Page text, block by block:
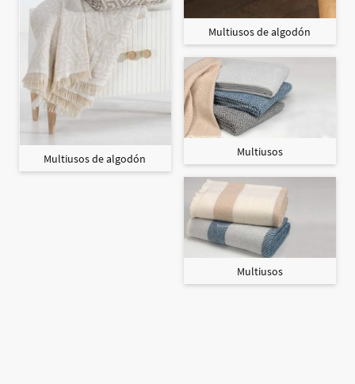
Multiusos de algodón
Multiusos de algodón
Multiusos
Multiusos